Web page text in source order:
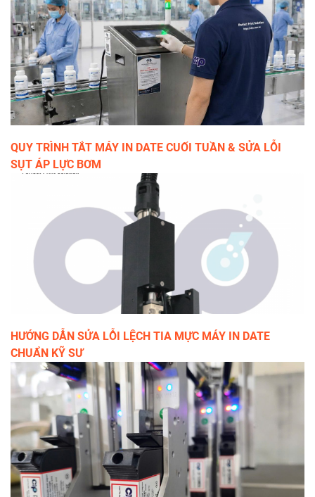
QUY TRÌNH TẮT MÁY IN DATE CUỐI TUẦN & SỬA LỖI
SỤT ÁP LỰC BƠM
HƯỚNG DẪN SỬA LỖI LỆCH TIA MỰC MÁY IN DATE
CHUẨN KỸ SƯ